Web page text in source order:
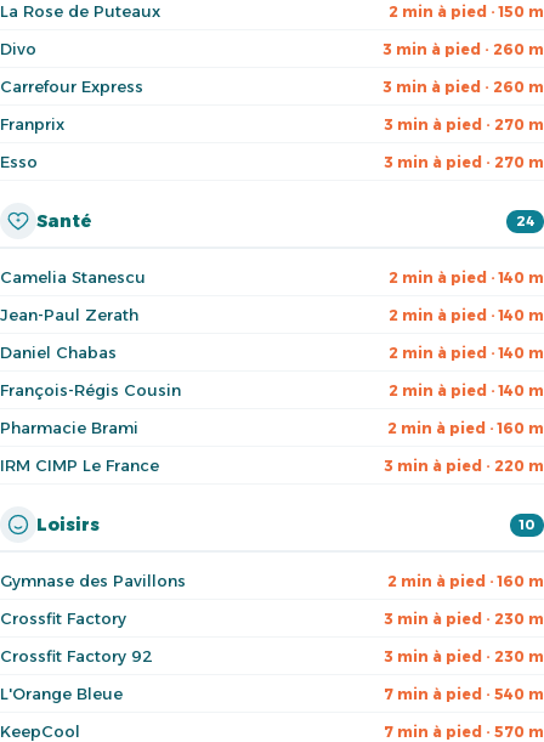
La Rose de Puteaux 2 min à pied · 150 m
Divo 3 min à pied · 260 m
Carrefour Express 3 min à pied · 260 m
Franprix 3 min à pied · 270 m
Esso 3 min à pied · 270 m
Santé 24
Camelia Stanescu 2 min à pied · 140 m
Jean-Paul Zerath 2 min à pied · 140 m
Daniel Chabas 2 min à pied · 140 m
François-Régis Cousin 2 min à pied · 140 m
Pharmacie Brami 2 min à pied · 160 m
IRM CIMP Le France 3 min à pied · 220 m
Loisirs 10
Gymnase des Pavillons 2 min à pied · 160 m
Crossfit Factory 3 min à pied · 230 m
Crossfit Factory 92 3 min à pied · 230 m
L'Orange Bleue 7 min à pied · 540 m
KeepCool 7 min à pied · 570 m